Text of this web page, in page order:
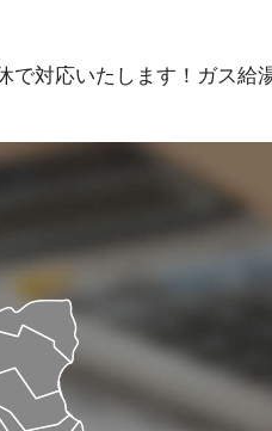
対応いたします！ガス給